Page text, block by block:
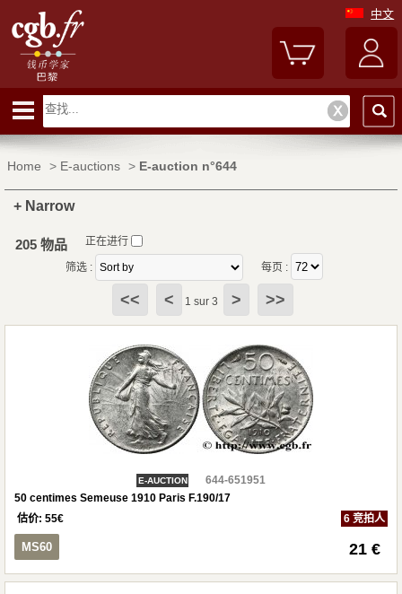
中文
Home > E-auctions > E-auction n°644
+ Narrow
205 物品 正在进行
筛选 : 每页 :
<< < 1 sur 3 > >>
E-AUCTION
644-651951
50 centimes Semeuse 1910 Paris F.190/17
估价: 55€ 6 竞拍人
MS60 21 €